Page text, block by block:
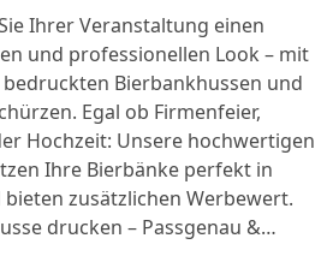
Ihrer Veranstaltung einen
und professionellen Look – mit
Bierbankhussen und
Egal ob Firmenfeier,
Hochzeit: Unsere hochwertigen
Ihre Bierbänke perfekt in
bieten zusätzlichen Werbewert.
drucken – Passgenau &…